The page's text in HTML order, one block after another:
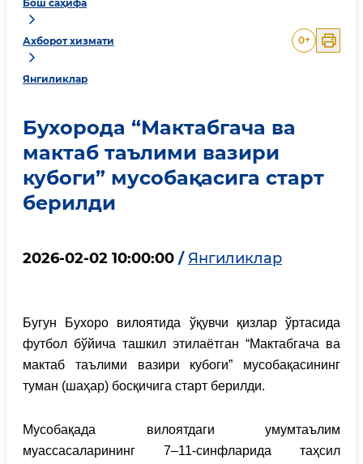
Бош саҳифа
Ахборот хизмати
Янгиликлар
0+
Бухорода “Мактабгача ва
мактаб таълими вазири
кубоги” мусобақасига старт
берилди
2026-02-02 10:00:00 / Янгиликлар
Бугун Бухоро вилоятида ўқувчи қизлар ўртасида
футбол бўйича ташкил этилаётган “Мактабгача ва
мактаб таълими вазири кубоги” мусобақасининг
туман (шаҳар) босқичига старт берилди.
Мусобақада вилоятдаги умумтаълим
муассасаларининг 7–11-синфларида таҳсил